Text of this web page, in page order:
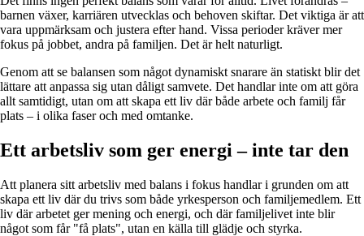
barnen växer, karriären utvecklas och behoven skiftar. Det viktiga är att
vara uppmärksam och justera efter hand. Vissa perioder kräver mer
fokus på jobbet, andra på familjen. Det är helt naturligt.
Genom att se balansen som något dynamiskt snarare än statiskt blir det
lättare att anpassa sig utan dåligt samvete. Det handlar inte om att göra
allt samtidigt, utan om att skapa ett liv där både arbete och familj får
plats – i olika faser och med omtanke.
Ett arbetsliv som ger energi – inte tar den
Att planera sitt arbetsliv med balans i fokus handlar i grunden om att
skapa ett liv där du trivs som både yrkesperson och familjemedlem. Ett
liv där arbetet ger mening och energi, och där familjelivet inte blir
något som får "få plats", utan en källa till glädje och styrka.